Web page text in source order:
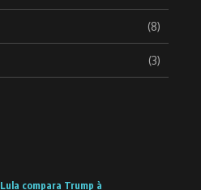
(8)
(3)
Lula compara Trump à